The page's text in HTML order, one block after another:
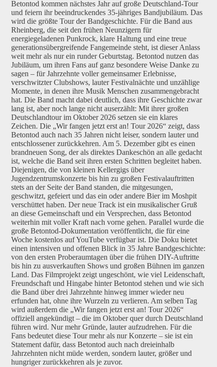
Betontod kommen nächstes Jahr auf große Deutschland-Tour
und feiern ihr beeindruckendes 35-jähriges Bandjubiläum. Das
wird die größte Tour der Bandgeschichte. Für die Band aus
Rheinberg, die seit den frühen Neunzigern für
energiegeladenen Punkrock, klare Haltung und eine treue
generationsübergreifende Fangemeinde steht, ist dieser Anlass
weit mehr als nur ein runder Geburtstag. Betontod nutzen das
Jubiläum, um ihren Fans auf ganz besondere Weise Danke zu
sagen – für Jahrzehnte voller gemeinsamer Erlebnisse,
verschwitzter Clubshows, lauter Festivalnächte und unzählige
Momente, in denen ihre Musik Menschen zusammengebracht
hat. Die Band macht dabei deutlich, dass ihre Geschichte zwar
lang ist, aber noch lange nicht auserzählt: Mit ihrer großen
Deutschlandtour im Oktober 2026 setzen sie ein klares
Zeichen. Die „Wir fangen jetzt erst an! Tour 2026“ zeigt, dass
Betontod auch nach 35 Jahren nicht leiser, sondern lauter und
entschlossener zurückkehren. Am 5. Dezember gibt es einen
brandneuen Song, der als direktes Dankeschön an alle gedacht
ist, welche die Band seit ihren ersten Schritten begleitet haben.
Diejenigen, die von kleinen Kellergigs über
Jugendzentrumskonzerte bis hin zu großen Festivalauftritten
stets an der Seite der Band standen, die mitgesungen,
geschwitzt, gefeiert und das ein oder andere Bier im Moshpit
verschüttet haben. Der neue Track ist ein musikalischer Gruß
an diese Gemeinschaft und ein Versprechen, dass Betontod
weiterhin mit voller Kraft nach vorne gehen. Parallel wurde die
große Betontod-Dokumentation veröffentlicht, die für eine
Woche kostenlos auf YouTube verfügbar ist. Die Doku bietet
einen intensiven und offenen Blick in 35 Jahre Bandgeschichte:
von den ersten Proberaumtagen über die frühen DIY-Auftritte
bis hin zu ausverkauften Shows und großen Bühnen im ganzen
Land. Das Filmprojekt zeigt ungeschönt, wie viel Leidenschaft,
Freundschaft und Hingabe hinter Betontod stehen und wie sich
die Band über drei Jahrzehnte hinweg immer wieder neu
erfunden hat, ohne ihre Wurzeln zu verlieren. Am selben Tag
wird außerdem die „Wir fangen jetzt erst an! Tour 2026“
offiziell angekündigt – die im Oktober quer durch Deutschland
führen wird. Nur mehr Gründe, lauter aufzudrehen. Für die
Fans bedeutet diese Tour mehr als nur Konzerte – sie ist ein
Statement dafür, dass Betontod auch nach dreieinhalb
Jahrzehnten nicht müde werden, sondern lauter, größer und
hungriger zurückkehren als je zuvor.